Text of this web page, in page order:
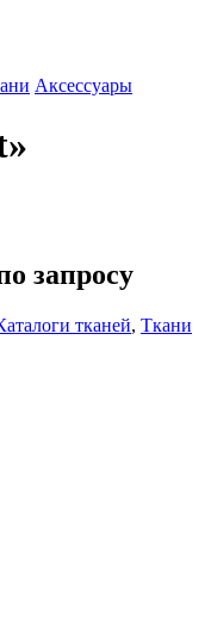
Аксессуары
запросу
тканей, Ткани